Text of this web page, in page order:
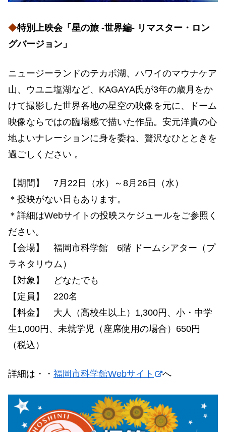
◆特別上映会「星の旅 -世界編- リマスター・ロン
グバージョン」
ニュージーランドのテカポ湖、ハワイのマウナケア
山、ウユニ塩湖など、KAGAYA氏が3年の歳月をか
けて撮影した世界各地の星空の映像を元に、ドーム
映像ならではの臨場感で描いた作品。安元洋貴の心
地よいナレーションに身を委ね、贅沢なひとときを
過ごしください 。
【期間】 7月22日（水）～8月26日（水）
＊投映がない日もあります。
＊詳細はWebサイトの投映スケジュールをご参照く
ださい。
【会場】 福岡市科学館 6階 ドームシアター（プ
ラネタリウム）
【対象】 どなたでも
【定員】 220名
【料金】 大人（高校生以上）1,300円、小・中学
生1,000円、未就学児（座席使用の場合）650円
（税込）
詳細は・・ 福岡市科学館Webサイト へ